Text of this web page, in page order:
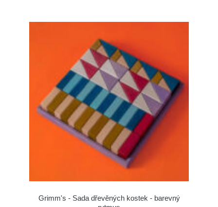
Grimm's - Sada dřevěných kostek - barevný